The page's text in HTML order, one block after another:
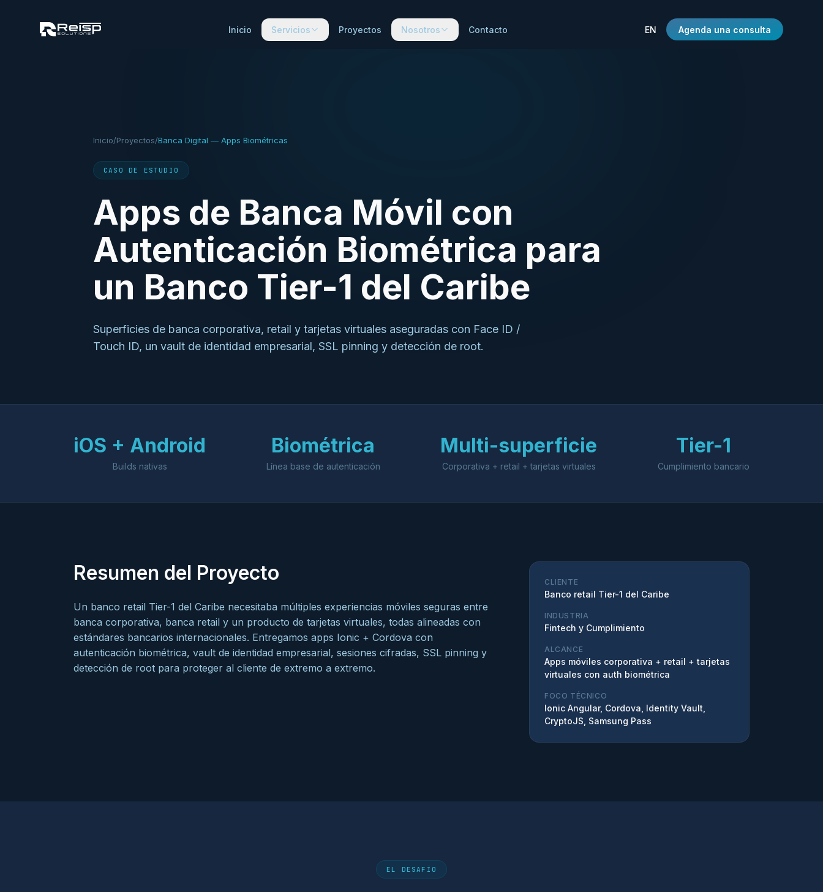
Inicio Servicios Proyectos Nosotros Contacto EN Agenda una consulta
Inicio/Proyectos/Banca Digital — Apps Biométricas
CASO DE ESTUDIO
Apps de Banca Móvil con
Autenticación Biométrica para
un Banco Tier-1 del Caribe
Superficies de banca corporativa, retail y tarjetas virtuales aseguradas con Face ID /
Touch ID, un vault de identidad empresarial, SSL pinning y detección de root.
iOS + Android
Builds nativas
Biométrica
Línea base de autenticación
Multi-superficie
Corporativa + retail + tarjetas virtuales
Tier-1
Cumplimiento bancario
Resumen del Proyecto
Un banco retail Tier-1 del Caribe necesitaba múltiples experiencias móviles seguras entre
banca corporativa, banca retail y un producto de tarjetas virtuales, todas alineadas con
estándares bancarios internacionales. Entregamos apps Ionic + Cordova con
autenticación biométrica, vault de identidad empresarial, sesiones cifradas, SSL pinning y
detección de root para proteger al cliente de extremo a extremo.
CLIENTE
Banco retail Tier-1 del Caribe
INDUSTRIA
Fintech y Cumplimiento
ALCANCE
Apps móviles corporativa + retail + tarjetas
virtuales con auth biométrica
FOCO TÉCNICO
Ionic Angular, Cordova, Identity Vault,
CryptoJS, Samsung Pass
EL DESAFÍO